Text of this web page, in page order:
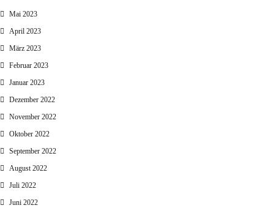
Mai 2023
April 2023
März 2023
Februar 2023
Januar 2023
Dezember 2022
November 2022
Oktober 2022
September 2022
August 2022
Juli 2022
Juni 2022